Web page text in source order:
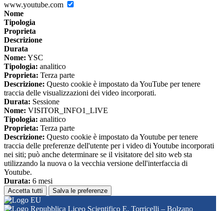
www.youtube.com
Nome
Tipologia
Proprieta
Descrizione
Durata
Nome: YSC
Tipologia: analitico
Proprieta: Terza parte
Descrizione: Questo cookie è impostato da YouTube per tenere
traccia delle visualizzazioni dei video incorporati.
Durata: Sessione
Nome: VISITOR_INFO1_LIVE
Tipologia: analitico
Proprieta: Terza parte
Descrizione: Questo cookie è impostato da Youtube per tenere
traccia delle preferenze dell'utente per i video di Youtube incorporati
nei siti; può anche determinare se il visitatore del sito web sta
utilizzando la nuova o la vecchia versione dell'interfaccia di
Youtube.
Durata: 6 mesi
Accetta tutti Salva le preferenze
Liceo Scientifico E. Torricelli – Bolzano